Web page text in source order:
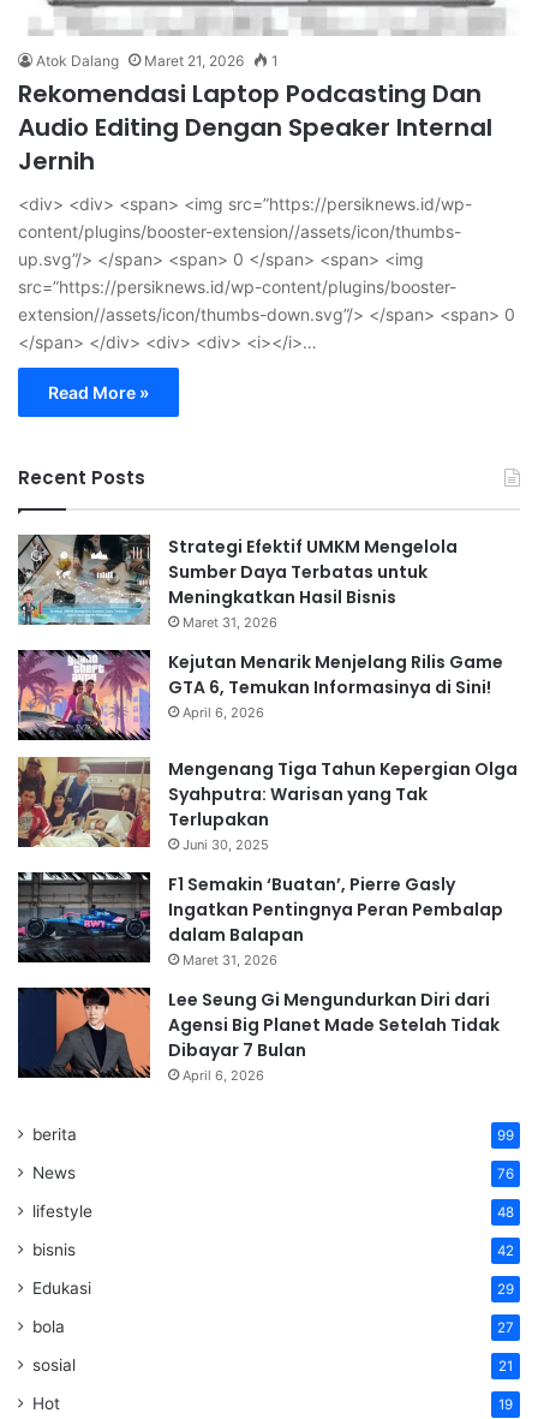
Atok Dalang Maret 21, 2026 1
Rekomendasi Laptop Podcasting Dan
Audio Editing Dengan Speaker Internal
Jernih
<div> <div> <span> <img src=”https://persiknews.id/wp-
content/plugins/booster-extension//assets/icon/thumbs-
up.svg”/> </span> <span> 0 </span> <span> <img
src=”https://persiknews.id/wp-content/plugins/booster-
extension//assets/icon/thumbs-down.svg”/> </span> <span> 0
</span> </div> <div> <div> <i></i>…
Read More »
Recent Posts
Strategi Efektif UMKM Mengelola
Sumber Daya Terbatas untuk
Meningkatkan Hasil Bisnis
Maret 31, 2026
Kejutan Menarik Menjelang Rilis Game
GTA 6, Temukan Informasinya di Sini!
April 6, 2026
Mengenang Tiga Tahun Kepergian Olga
Syahputra: Warisan yang Tak
Terlupakan
Juni 30, 2025
F1 Semakin ‘Buatan’, Pierre Gasly
Ingatkan Pentingnya Peran Pembalap
dalam Balapan
Maret 31, 2026
Lee Seung Gi Mengundurkan Diri dari
Agensi Big Planet Made Setelah Tidak
Dibayar 7 Bulan
April 6, 2026
berita 99
News 76
lifestyle 48
bisnis 42
Edukasi 29
bola 27
sosial 21
Hot 19